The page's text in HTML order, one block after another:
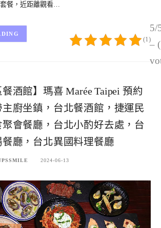
套餐，近距離觀看…
5/
–
(1)
餐酒館】瑪喜 Marée Taipei 預約
廚坐鎮，台北餐酒館，捷運民
會餐廳，台北小酌好去處，台
廳，台北異國料理餐廳
2024-06-13